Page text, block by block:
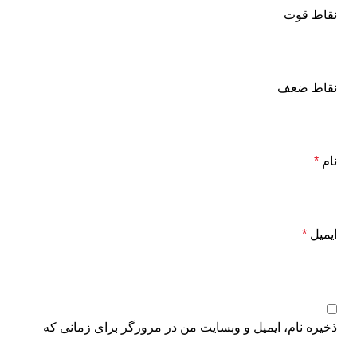
نقاط قوت
نقاط ضعف
نام *
ایمیل *
ذخیره نام، ایمیل و وبسایت من در مرورگر برای زمانی که